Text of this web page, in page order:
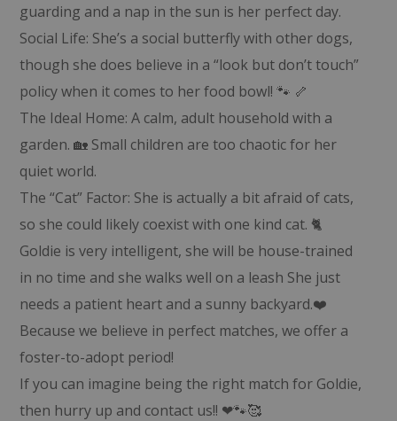
guarding and a nap in the sun is her perfect day.
Social Life: She’s a social butterfly with other dogs,
though she does believe in a “look but don’t touch”
policy when it comes to her food bowl! 🐾 🦴
The Ideal Home: A calm, adult household with a
garden. 🏡 Small children are too chaotic for her
quiet world.
The “Cat” Factor: She is actually a bit afraid of cats,
so she could likely coexist with one kind cat. 🐈
Goldie is very intelligent, she will be house-trained
in no time and she walks well on a leash She just
needs a patient heart and a sunny backyard.❤️
Because we believe in perfect matches, we offer a
foster-to-adopt period!
If you can imagine being the right match for Goldie,
then hurry up and contact us!! ❤🐾🥰